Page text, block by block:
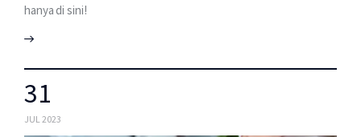
hanya di sini!
31
JUL 2023